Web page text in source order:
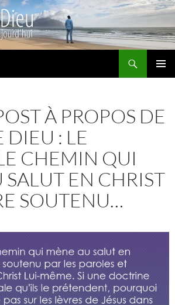
À PROPOS DE
DIEU : LE
CHEMIN QUI
SALUT EN CHRIST
SOUTENU…